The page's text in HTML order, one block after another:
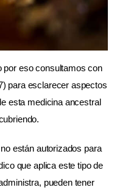
por eso consultamos con
para esclarecer aspectos
esta medicina ancestral
están autorizados para
que aplica este tipo de
pueden tener